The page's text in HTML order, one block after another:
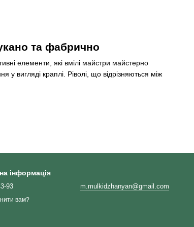
та фабрично
елементи, які вмілі майстри майстерно
у вигляді краплі. Ріволі, що відрізняються між
каміння, звичайно ж, можна приклеїти, але при
інформація
93
вам?
m.mulkidzhanyan@gmail.com